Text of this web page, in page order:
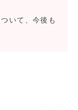
いて、今後も